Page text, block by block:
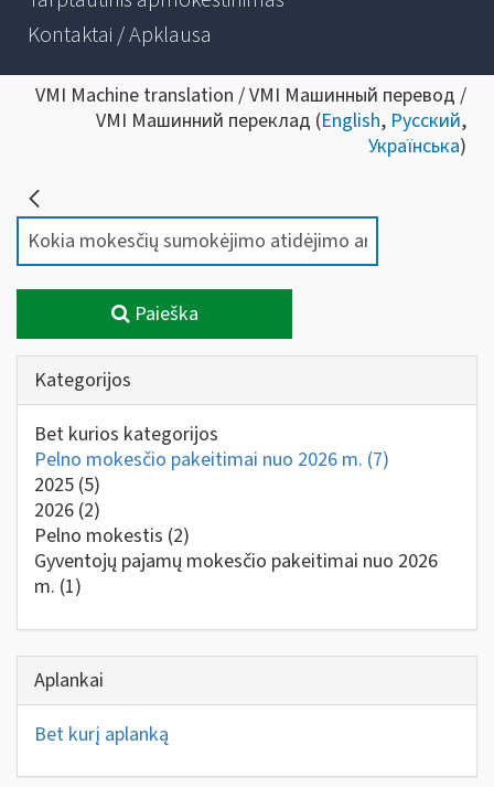
Kontaktai / Apklausa
VMI Machine translation / VMI Машинный перевод /
VMI Машинний переклад (English, Русский,
Українська)
Paieška
Kategorijos
Bet kurios kategorijos
Pelno mokesčio pakeitimai nuo 2026 m. (7)
2025 (5)
2026 (2)
Pelno mokestis (2)
Gyventojų pajamų mokesčio pakeitimai nuo 2026
m. (1)
Aplankai
Bet kurį aplanką